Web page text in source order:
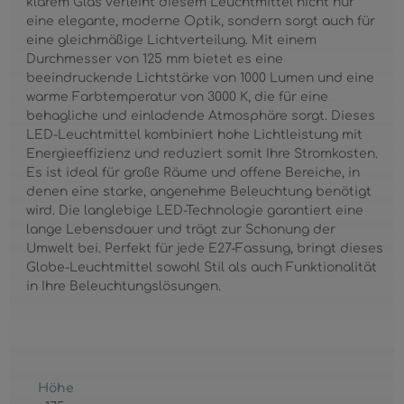
eine elegante, moderne Optik, sondern sorgt auch für
eine gleichmäßige Lichtverteilung. Mit einem
Durchmesser von 125 mm bietet es eine
beeindruckende Lichtstärke von 1000 Lumen und eine
warme Farbtemperatur von 3000 K, die für eine
behagliche und einladende Atmosphäre sorgt. Dieses
LED-Leuchtmittel kombiniert hohe Lichtleistung mit
Energieeffizienz und reduziert somit Ihre Stromkosten.
Es ist ideal für große Räume und offene Bereiche, in
denen eine starke, angenehme Beleuchtung benötigt
wird. Die langlebige LED-Technologie garantiert eine
lange Lebensdauer und trägt zur Schonung der
Umwelt bei. Perfekt für jede E27-Fassung, bringt dieses
Globe-Leuchtmittel sowohl Stil als auch Funktionalität
in Ihre Beleuchtungslösungen.
Höhe